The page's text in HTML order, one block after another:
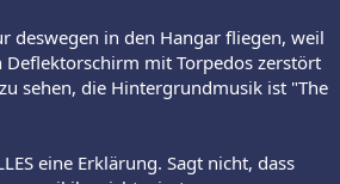
deswegen in den Hangar fliegen, weil
Deflektorschirm mit Torpedos zerstört
sehen, die Hintergrundmusik ist "The
eine Erklärung. Sagt nicht, dass